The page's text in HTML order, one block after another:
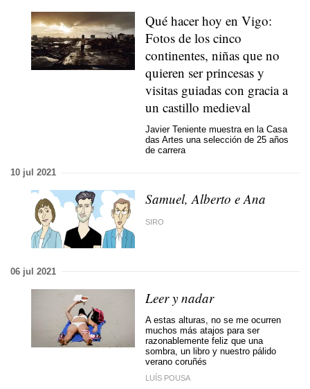
Qué hacer hoy en Vigo:
Fotos de los cinco
continentes, niñas que no
quieren ser princesas y
visitas guiadas con gracia a
un castillo medieval
Javier Teniente muestra en la Casa
das Artes una selección de 25 años
de carrera
10 jul 2021
Samuel, Alberto e Ana
SIRO
06 jul 2021
Leer y nadar
A estas alturas, no se me ocurren
muchos más atajos para ser
razonablemente feliz que una
sombra, un libro y nuestro pálido
verano coruñés
LUÍS POUSA